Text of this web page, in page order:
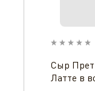
Сыр
Латте в